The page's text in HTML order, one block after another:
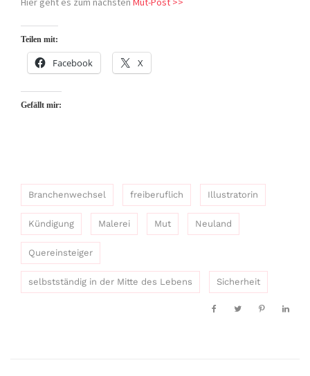
Teilen mit:
Facebook X
Gefällt mir:
Branchenwechsel freiberuflich Illustratorin
Kündigung Malerei Mut Neuland
Quereinsteiger
selbstständig in der Mitte des Lebens Sicherheit